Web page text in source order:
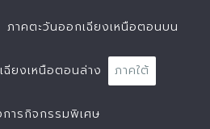
ภาคตะวันออกเฉียงเหนือตอนบน
ฉียงเหนือตอนล่าง ภาคใต้
การกิจกรรมพิเศษ